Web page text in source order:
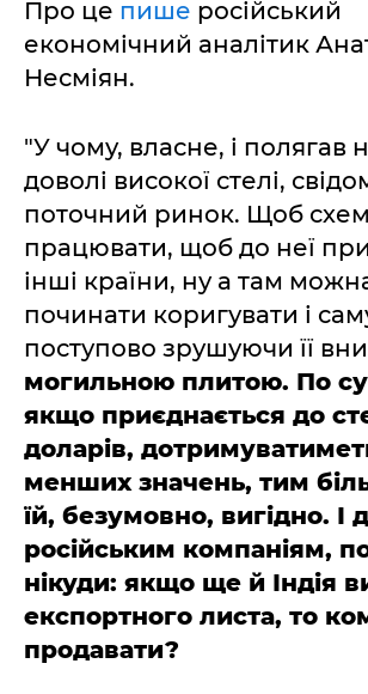
Про це пише російський
економічний аналітик
Несміян.
"У чому, власне, і полягав
доволі високої стелі,
поточний ринок. Щоб
працювати, щоб до неї
інші країни, ну а там
починати коригувати і
поступово зрушуючи її
могильною плитою. По
якщо приєднається до
доларів,
менших значень, тим
їй, безумовно, вигідно. І
російським компаніям, по
нікуди: якщо ще й Індія
експортного листа, то
продавати?